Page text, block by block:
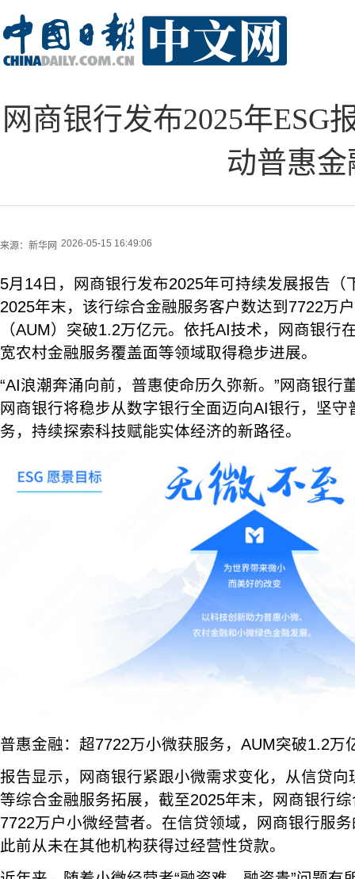
网商银行发布2025年ESG
动普惠
来源： 新华网 2026-05-15 16:49:06
5月14日，网商银行发布2025年可持续发展报告（
2025年末，该行综合金融服务客户数达到7722万
（AUM）突破1.2万亿元。依托AI技术，网商银行
宽农村金融服务覆盖面等领域取得稳步进展。
“AI浪潮奔涌向前，普惠使命历久弥新。”网商银行
网商银行将稳步从数字银行全面迈向AI银行，坚
务，持续探索科技赋能实体经济的新路径。
普惠金融：超7722万小微获服务，AUM突破1.2万
报告显示，网商银行紧跟小微需求变化，从信贷
等综合金融服务拓展，截至2025年末，网商银行
7722万户小微经营者。在信贷领域，网商银行服
此前从未在其他机构获得过经营性贷款。